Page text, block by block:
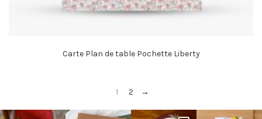
Carte Plan de table Pochette Liberty
1 2 →